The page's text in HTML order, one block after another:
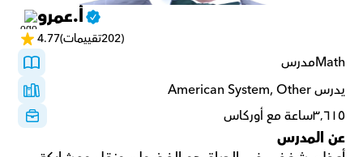
أ.عمرو
4.77 (202تقييمات)
Mathمدرس
يدرس American System, Other
٣٬٦١٥ساعة مع أوركاس
عن المدرس